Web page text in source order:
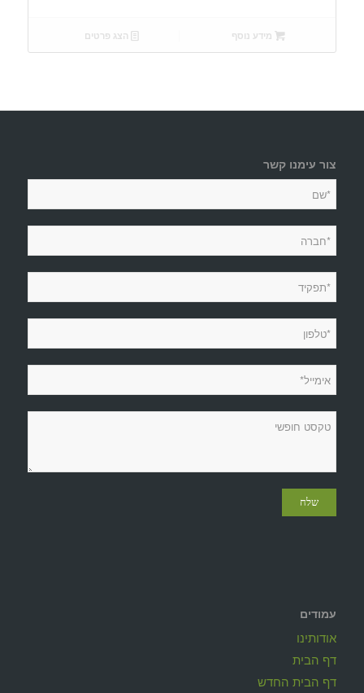
מידע נוסף הצג פרטים
צור עימנו קשר
עמודים
אודותינו
דף הבית
דף הבית החדש